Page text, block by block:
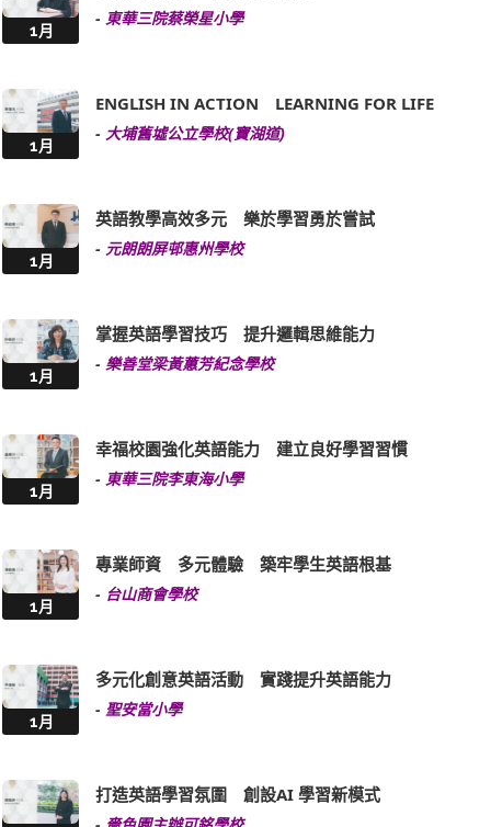
1月
- 東華三院蔡榮星小學
1月
ENGLISH IN ACTION LEARNING FOR LIFE
- 大埔舊墟公立學校(寶湖道)
1月
英語教學高效多元 樂於學習勇於嘗試
- 元朗朗屏邨惠州學校
1月
掌握英語學習技巧 提升邏輯思維能力
- 樂善堂梁黃蕙芳紀念學校
1月
幸福校園強化英語能力 建立良好學習習慣
- 東華三院李東海小學
1月
專業師資 多元體驗 築牢學生英語根基
- 台山商會學校
1月
多元化創意英語活動 實踐提升英語能力
- 聖安當小學
打造英語學習氛圍 創設AI 學習新模式